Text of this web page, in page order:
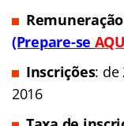
Remuneração
(Prepare-se
Inscrições: de
2016